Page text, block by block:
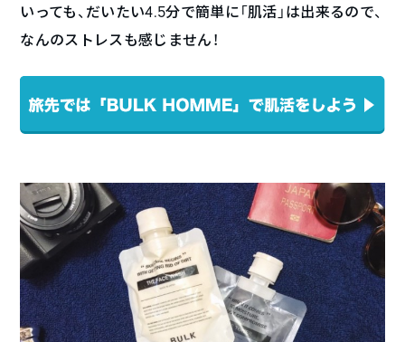
いっても、だいたい4.5分で簡単に「肌活」は出来るので、
なんのストレスも感じません！